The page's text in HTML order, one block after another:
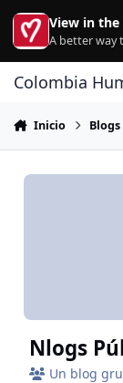
Ir al contenido
View in the
A better way
Colombia
Inicio Blogs
Nlogs
Un blog